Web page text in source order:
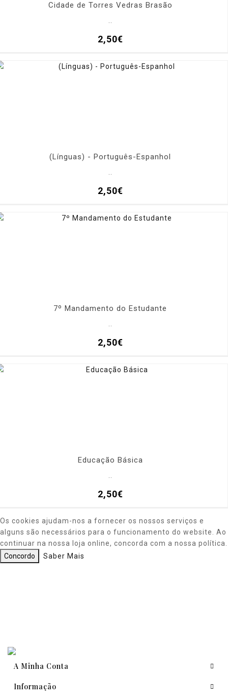
Cidade de Torres Vedras Brasão
2,50€
(Línguas) - Português-Espanhol
2,50€
7º Mandamento do Estudante
2,50€
Educação Básica
2,50€
Os cookies ajudam-nos a fornecer os nossos serviços e
alguns são necessários para o funcionamento do website. Ao
continuar na nossa loja online, concorda com a nossa política.
Concordo
Saber Mais
A Minha Conta
Informação